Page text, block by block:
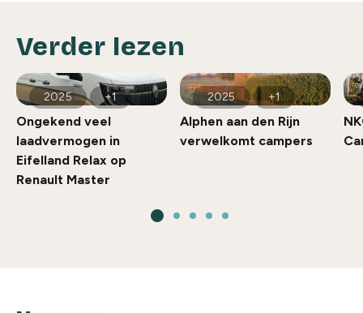
Verder lezen
2025 +1
Ongekend veel
laadvermogen in
Eifelland Relax op
Renault Master
2025 +1
Alphen aan den Rijn
verwelkomt campers